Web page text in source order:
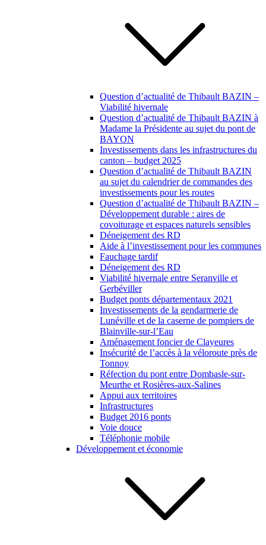
Question d’actualité de Thibault BAZIN –
Viabilité hivernale
Question d’actualité de Thibault BAZIN à
Madame la Présidente au sujet du pont de
BAYON
Investissements dans les infrastructures du
canton – budget 2025
Question d’actualité de Thibault BAZIN
au sujet du calendrier de commandes des
investissements pour les routes
Question d’actualité de Thibault BAZIN –
Développement durable : aires de
covoiturage et espaces naturels sensibles
Déneigement des RD
Aide à l’investissement pour les communes
Fauchage tardif
Déneigement des RD
Viabilité hivernale entre Seranville et
Gerbéviller
Budget ponts départementaux 2021
Investissements de la gendarmerie de
Lunéville et de la caserne de pompiers de
Blainville-sur-l’Eau
Aménagement foncier de Clayeures
Insécurité de l’accès à la véloroute près de
Tonnoy
Réfection du pont entre Dombasle-sur-
Meurthe et Rosières-aux-Salines
Appui aux territoires
Infrastructures
Budget 2016 ponts
Voie douce
Téléphonie mobile
Développement et économie